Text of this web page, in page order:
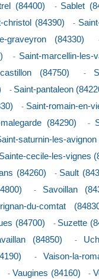
(84400) - Sablet
christol (84390) -
graveyron (84330)
- Saint-marcellin-les-
(84750) -
- Saint-pantaleon
- Saint-romain-en-
(84290) -
saturnin-les-avignon
Sainte-cecile-les-vignes
(84260) - Sault
- Savoillan
du-comtat
(84700) - Suzette
(84850) -
- Vaison-la-
- Vaugines (84160) -